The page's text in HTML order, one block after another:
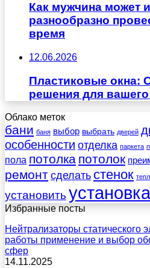
Как мужчина может
разнообразно
время
12.06.2026
Пластиковые окна:
решения для
Облако меток
бани баня выбор выбрать дверей
особенности отделка паркета
пола потолка потолок
ремонт сделать стенок
установить установка
Избранные посты
Нейтрализаторы статического
работы применение и выбор
сфер
14.11.2025